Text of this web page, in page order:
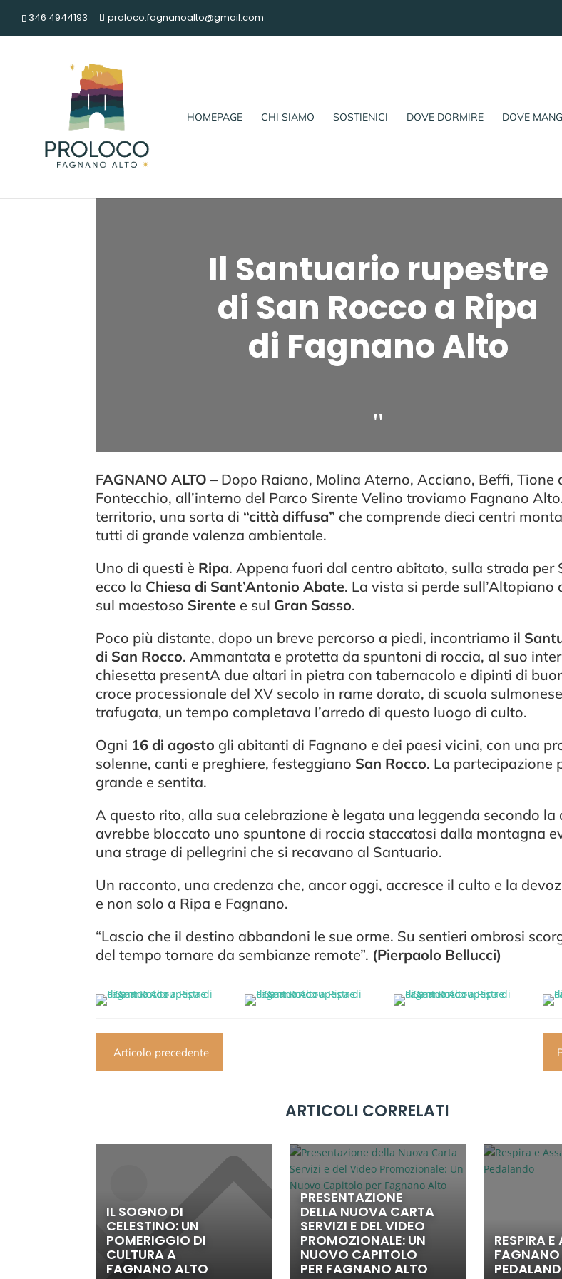
346 4944193 proloco.fagnanoalto@gmail.com
HOMEPAGE CHI SIAMO SOSTIENICI DOVE DORMIRE DOVE
Il Santuario rupestre
di San Rocco a Ripa
di Fagnano Alto
"
FAGNANO ALTO – Dopo Raiano, Molina Aterno, Acciano, Beffi, Tione
Fontecchio, all’interno del Parco Sirente Velino troviamo Fagnano
territorio, una sorta di “città diffusa” che comprende dieci centri
tutti di grande valenza ambientale.
Uno di questi è Ripa. Appena fuori dal centro abitato, sulla strada per
ecco la Chiesa di Sant’Antonio Abate. La vista si perde sull’Altopiano
sul maestoso Sirente e sul Gran Sasso.
Poco più distante, dopo un breve percorso a piedi, incontriamo il
di San Rocco. Ammantata e protetta da spuntoni di roccia, al suo
chiesetta presentA due altari in pietra con tabernacolo e dipinti di
croce processionale del XV secolo in rame dorato, di scuola
trafugata, un tempo completava l’arredo di questo luogo di culto.
Ogni 16 di agosto gli abitanti di Fagnano e dei paesi vicini, con una
solenne, canti e preghiere, festeggiano San Rocco. La partecipazione
grande e sentita.
A questo rito, alla sua celebrazione è legata una leggenda secondo la
avrebbe bloccato uno spuntone di roccia staccatosi dalla montagna
una strage di pellegrini che si recavano al Santuario.
Un racconto, una credenza che, ancor oggi, accresce il culto e la
e non solo a Ripa e Fagnano.
“Lascio che il destino abbandoni le sue orme. Su sentieri ombrosi
del tempo tornare da sembianze remote”. (Pierpaolo Bellucci)
Articolo precedente
ARTICOLI CORRELATI
IL SOGNO DI
CELESTINO: UN
POMERIGGIO DI
CULTURA A
FAGNANO ALTO
PRESENTAZIONE
DELLA NUOVA CARTA
SERVIZI E DEL VIDEO
PROMOZIONALE: UN
NUOVO CAPITOLO
PER FAGNANO ALTO
RESPIRA